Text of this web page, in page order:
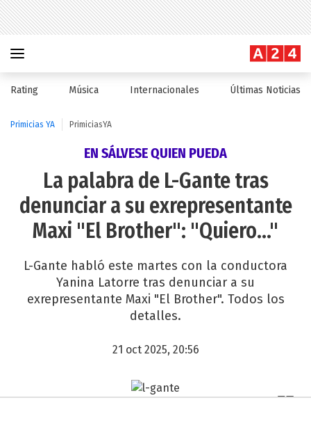
Rating Música Internacionales Últimas Noticias
Primicias YA PrimiciasYA
EN SÁLVESE QUIEN PUEDA
La palabra de L-Gante tras
denunciar a su exrepresentante
Maxi "El Brother": "Quiero..."
L-Gante habló este martes con la conductora
Yanina Latorre tras denunciar a su
exrepresentante Maxi "El Brother". Todos los
detalles.
21 oct 2025, 20:56